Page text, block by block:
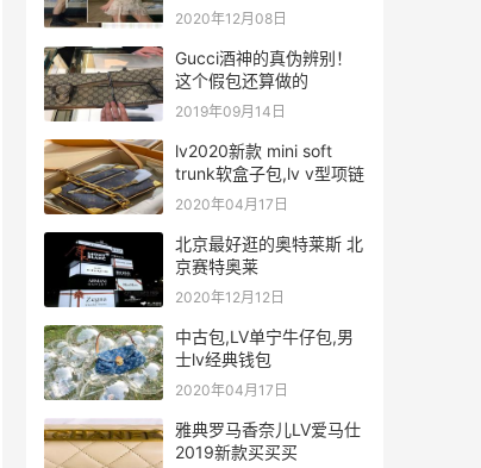
2020年12月08日
Gucci酒神的真伪辨别！
这个假包还算做的
2019年09月14日
lv2020新款 mini soft
trunk软盒子包,lv v型项链
2020年04月17日
北京最好逛的奥特莱斯 北
京赛特奥莱
2020年12月12日
中古包,LV单宁牛仔包,男
士lv经典钱包
2020年04月17日
雅典罗马香奈儿LV爱马仕
2019新款买买买